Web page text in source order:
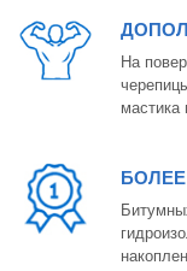
На
мастика